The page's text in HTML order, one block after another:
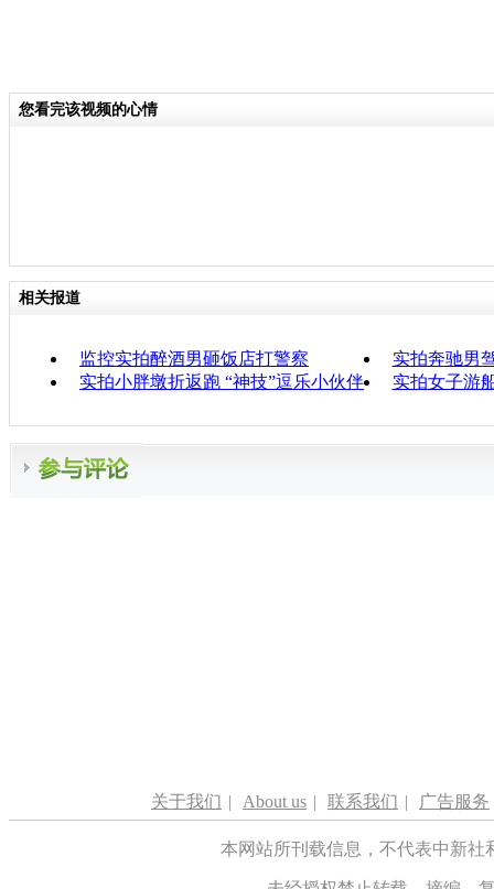
您看完该视频的心情
相关报道
监控实拍醉酒男砸饭店打警察
实拍奔驰男
实拍小胖墩折返跑 “神技”逗乐小伙伴
实拍女子游
关于我们 | About us | 联系我们 | 广告服务
本网站所刊载信息，不代表中新